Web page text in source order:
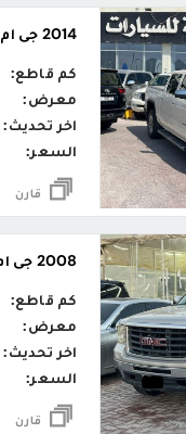
2014 جي ام سي سييرا اس ال اي
كم قاطع:
معرض:
اخر تحديث:
السعر:
قارن
2008 جي ام سي سييرا 2500 هيفي ديوتي
كم قاطع:
معرض:
اخر تحديث:
السعر:
قارن